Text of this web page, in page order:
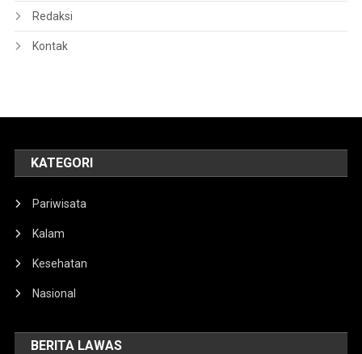
Redaksi
Kontak
KATEGORI
Pariwisata
Kalam
Kesehatan
Nasional
BERITA LAWAS